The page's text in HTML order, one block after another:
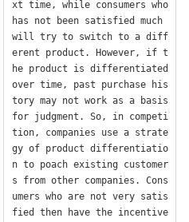
xt time, while consumers who
has not been satisfied much
will try to switch to a diff
erent product. However, if t
he product is differentiated
over time, past purchase his
tory may not work as a basis
for judgment. So, in competi
tion, companies use a strate
gy of product differentiatio
n to poach existing customer
s from other companies. Cons
umers who are not very satis
fied then have the incentive